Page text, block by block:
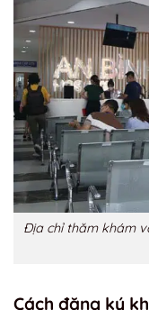
Địa chỉ thăm khám
Cách đăng ký